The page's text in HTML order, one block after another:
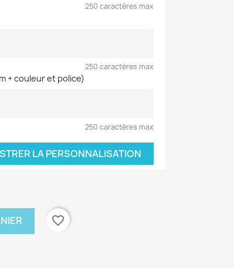
250 caractères max
250 caractères max
+ couleur et police)
250 caractères max
LA PERSONNALISATION
favorite_border